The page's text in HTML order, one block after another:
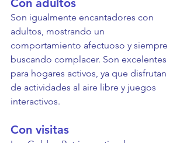
Con adultos
Son igualmente encantadores con
adultos, mostrando un
comportamiento afectuoso y siempre
buscando complacer. Son excelentes
para hogares activos, ya que disfrutan
de actividades al aire libre y juegos
interactivos.
Con visitas